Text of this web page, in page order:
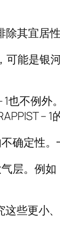
其宜居
可能是
1也不例
– 1
确定性
层。例
些更小